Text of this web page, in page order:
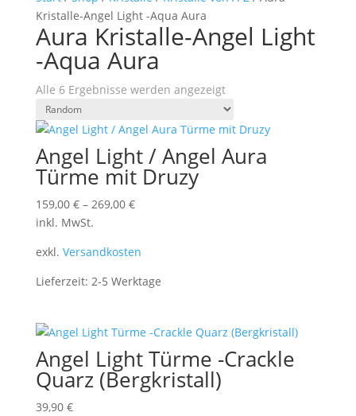
Kristalle-Angel Light -Aqua Aura
Aura Kristalle-Angel Light
-Aqua Aura
Alle 6 Ergebnisse werden angezeigt
Angel Light / Angel Aura
Türme mit Druzy
159,00 €– 269,00 €
inkl. MwSt.
exkl. Versandkosten
Lieferzeit: 2-5 Werktage
Angel Light Türme -Crackle
Quarz (Bergkristall)
39,90 €